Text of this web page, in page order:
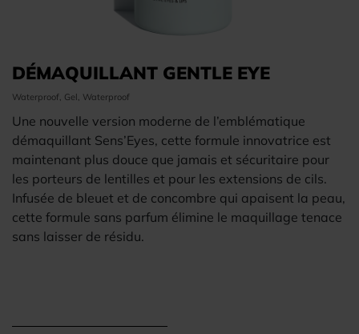
DÉMAQUILLANT GENTLE EYE
Waterproof, Gel, Waterproof
Une nouvelle version moderne de l’emblématique
démaquillant Sens’Eyes, cette formule innovatrice est
maintenant plus douce que jamais et sécuritaire pour
les porteurs de lentilles et pour les extensions de cils.
Infusée de bleuet et de concombre qui apaisent la peau,
cette formule sans parfum élimine le maquillage tenace
sans laisser de résidu.